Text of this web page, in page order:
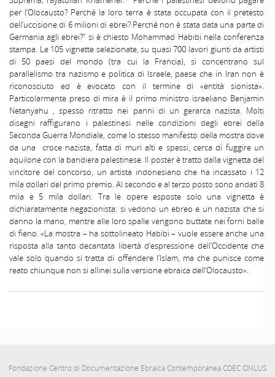
per l’Olocausto? Perché la loro terra è stata occupata con il pretesto
dell’uccisione di 6 milioni di ebrei? Perché non è stata data una parte di
Germania agli ebrei?” si è chiesto Mohammad Habibi nella conferenza
stampa. Le 105 vignette selezionate, su quasi 700 lavori giunti da artisti
di 50 paesi del mondo (tra cui la Francia), si concentrano sul
parallelismo tra nazismo e politica di Israele, paese che in Iran non è
riconosciuto ed è evocato con il termine di «entità sionista».
Particolarmente preso di mira è il primo ministro israeliano Benjamin
Netanyahu , spesso ritratto nei panni di un gerarca nazista. Molti
disegni raffigurano i palestinesi nelle condizioni degli ebrei della
Seconda Guerra Mondiale, come lo stesso manifesto della mostra dove
da una croce nazista, fatta di muri alti e spessi, cerca di fuggire un
aquilone con la bandiera palestinese. Il poster è tratto dalla vignetta del
vincitore del concorso, un artista indonesiano che ha incassato i 12
mila dollari del primo premio. Al secondo e al terzo posto sono andati 8
mila e 5 mila dollari. Tra le opere esposte solo una vignetta è
dichiaratamente negazionista: si vedono un ebreo e un nazista che si
danno la mano, mentre alle loro spalle vengono buttate nei forni balle
di fieno. «La mostra – ha sottolineato Habibi – vuole essere anche una
risposta alla tanto decantata libertà d’espressione dell’Occidente che
vale solo quando si tratta di offendere l’Islam, ma che punisce come
reato chiunque non si allinei sulla versione ebraica dell’Olocausto».
Fondazione Centro di Documentazione Ebraica Contemporanea CDEC ONLUS